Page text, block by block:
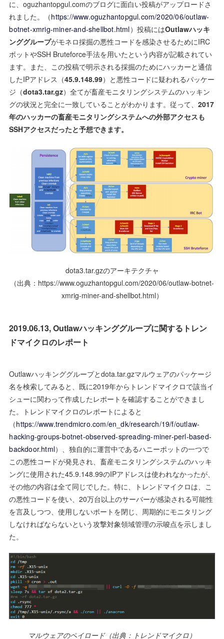
に、oguzhantopgul.comのブログに面白い投稿がアップロードさ
れました。（https://www.oguzhantopgul.com/2020/06/outlaw-
botnet-xmrig-miner-and-shellbot.html）投稿にはOutlawハッキ
ンググループがモネロ採掘の悪性コードを感染させるためにIRC
ボットやSSH Bruteforce手法を用いたという内容が記載されてい
ます。また、この投稿で明示される採掘のためにハッカーと通信
したIPアドレス（45.9.148.99）と悪性コードに疑われるパッケー
ジ（dota3.tar.gz）全てが畜産モニタリングシステムのハッキン
グの状況と完全に一致していることがわかります。従って、2017
年のハッカーの畜産モニタリングシステムへの外部アクセスも
SSHアクセスだったと予想できます。
dota3.tar.gzのアーキテクチャ
（出典：https://www.oguzhantopgul.com/2020/06/outlaw-botnet-
xmrig-miner-and-shellbot.html）
2019.06.13, Outlawハッキンググループに関するトレン
ドマイクロのレポート
Outlawハッキンググループとdota.tar.gzマルウェアのパッケージ
名を検索してみると、既に2019年からトレンドマイクロで該当イ
シューに関わって作成したレポートを確認することができまし
た。トレンドマイクロのレポートによると
（https://www.trendmicro.com/en_dk/research/19/f/outlaw-
hacking-groups-botnet-observed-spreading-miner-perl-based-
backdoor.html）、独自的に運営中であるハニーポットの一つで
この悪性コードが発見され、畜産モニタリングシステムのハッキ
ングに使用された45.9.148.99のIPアドレスは使われなかったが、
その他の内容は全て同じでした。特に、トレンドマイクロは、こ
の悪性コードを使い、20万台以上のサーバーが感染される可能性
を言及しつつ、使用しないポートを閉じ、周期的にモニタリング
しなければならないという攻撃対象領域管理の示唆点を示しまし
た。
マルウェアのペイロード（出典：トレンドマイクロ）